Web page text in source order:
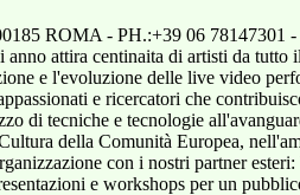
ROMA - PH.:+39 06 78147301
attira centinaita di artisti da tutto
e l'evoluzione delle live video
e ricercatori che
di tecniche e tecnologie
della Comunità Europea,
con i nostri partner
e workshops per un